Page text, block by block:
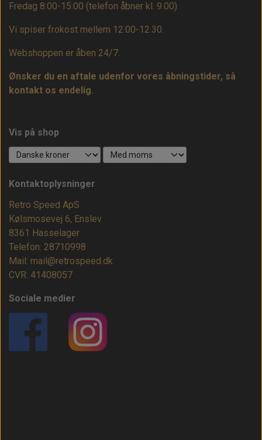
Fredag 8:00-15:00 (telefon åbner kl. 9.00)
Vi spiser frokost mellem 12.00-12.30.
Webshoppen er åben 24/7.
Ønsker du en aftale udenfor vores åbningstider, så
kontakt os endelig.
Vis på shop
Kontaktoplysninger
Retro Speed ApS
Kølsmosevej 6, Enslev
8361 Hasselager
Telefon: 28710998
Mail: mail@retrospeed.dk
CVR: 41408057
Sociale medier